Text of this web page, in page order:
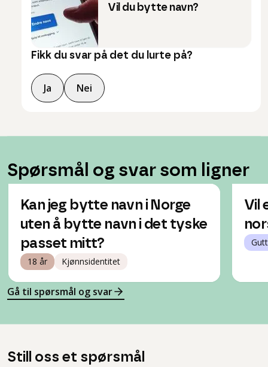
Vil du bytte navn?
Fikk du svar på det du lurte på?
Ja Nei
Spørsmål og svar som ligner
Kan jeg bytte navn i Norge
uten å bytte navn i det tyske
passet mitt?
18 år Kjønnsidentitet
Vil
Gå til spørsmål og svar
Still oss et spørsmål